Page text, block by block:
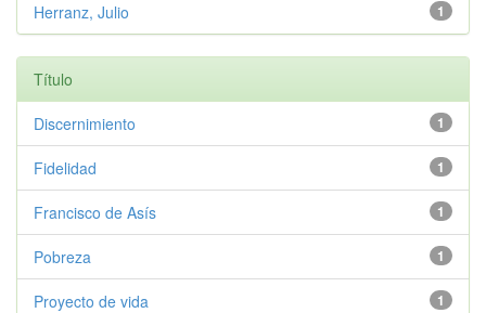
1
Herranz, Julio
Título
1
Discernimiento
1
Fidelidad
1
Francisco de Asís
1
Pobreza
1
Proyecto de vida